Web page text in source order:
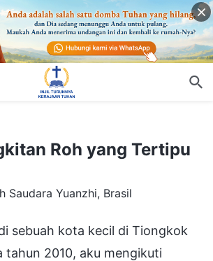
yang Tertipu
Roh yang Tertipu
Saudara Yuanzhi, Brasil
sebuah kota kecil di Tiongkok
tahun 2010, aku mengikuti